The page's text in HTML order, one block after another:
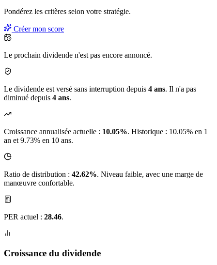
Pondérez les critères selon votre stratégie.
Créer mon score
Le prochain dividende n'est pas encore annoncé.
Le dividende est versé sans interruption depuis 4 ans. Il n'a pas
diminué depuis 4 ans.
Croissance annualisée actuelle : 10.05%. Historique : 10.05% en 1
an et 9.73% en 10 ans.
Ratio de distribution : 42.62%. Niveau faible, avec une marge de
manœuvre confortable.
PER actuel : 28.46.
Croissance du dividende